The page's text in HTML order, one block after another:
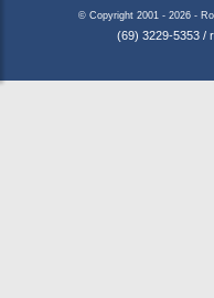
© Copyright 2001 - 2026 -
(69) 3229-5353 /